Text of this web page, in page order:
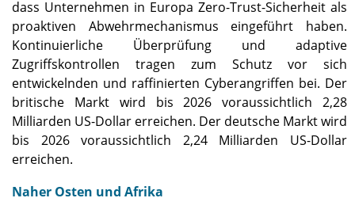
dass Unternehmen in Europa Zero-Trust-Sicherheit als
proaktiven Abwehrmechanismus eingeführt haben.
Kontinuierliche Überprüfung und adaptive
Zugriffskontrollen tragen zum Schutz vor sich
entwickelnden und raffinierten Cyberangriffen bei. Der
britische Markt wird bis 2026 voraussichtlich 2,28
Milliarden US-Dollar erreichen. Der deutsche Markt wird
bis 2026 voraussichtlich 2,24 Milliarden US-Dollar
erreichen.
Naher Osten und Afrika